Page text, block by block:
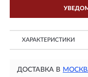
ХАРАКТЕРИСТИКИ
ДОСТАВКА В